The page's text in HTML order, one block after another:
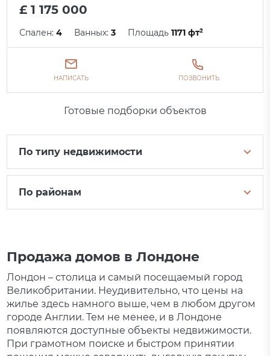
£ 1 175 000
Спален:4 Ванных:3 Площадь1171 фт²
НАПИСАТЬ ПОЗВОНИТЬ
Готовые подборки объектов
По типу недвижимости
По районам
Продажа домов в Лондоне
Лондон – столица и самый посещаемый город
Великобритании. Неудивительно, что цены на
жилье здесь намного выше, чем в любом другом
городе Англии. Тем не менее, и в Лондоне
появляются доступные объекты недвижимости.
При грамотном поиске и быстром принятии